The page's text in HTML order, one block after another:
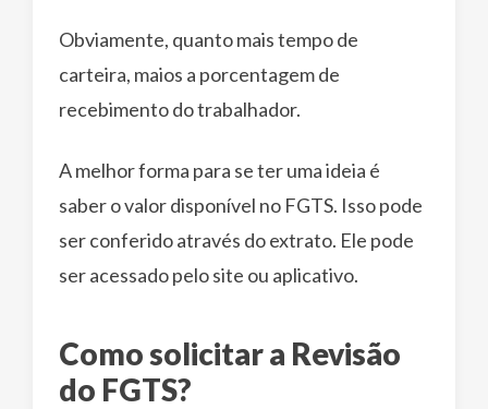
Obviamente, quanto mais tempo de
carteira, maios a porcentagem de
recebimento do trabalhador.
A melhor forma para se ter uma ideia é
saber o valor disponível no FGTS. Isso pode
ser conferido através do extrato. Ele pode
ser acessado pelo site ou aplicativo.
Como solicitar a Revisão
do FGTS?